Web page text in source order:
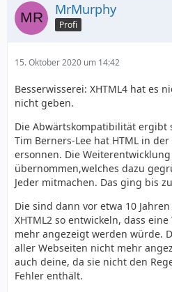
MrMurphy
Profi
15. Oktober 2020 um 14:42
Besserwisserei: XHTML4 hat es
nicht geben.
Die Abwärtskompatibilität ergibt
Tim Berners-Lee hat HTML in der
ersonnen. Die
übernommen,welches dazu
Jeder mitmachen. Das ging bis
Die sind dann vor etwa 10
XHTML2 so entwickeln, dass
mehr angezeigt werden würde.
aller Webseiten nicht mehr
auch deine, da sie nicht den
Fehler enthält.